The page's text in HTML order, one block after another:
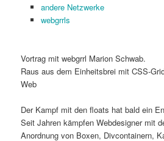
andere Netzwerke
webgrrls
Vortrag mit webgrrl Marion Schwab.
Raus aus dem Einheitsbrei mit CSS-
Web
Der Kampf mit den floats hat bald ein
Seit Jahren kämpfen Webdesigner mit
Anordnung von Boxen, Divcontainern,